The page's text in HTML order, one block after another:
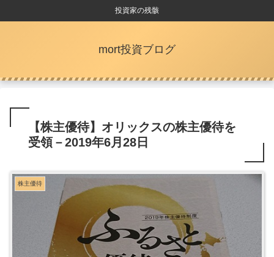
投資家の残骸
mort投資ブログ
【株主優待】オリックスの株主優待を
受領－2019年6月28日
株主優待